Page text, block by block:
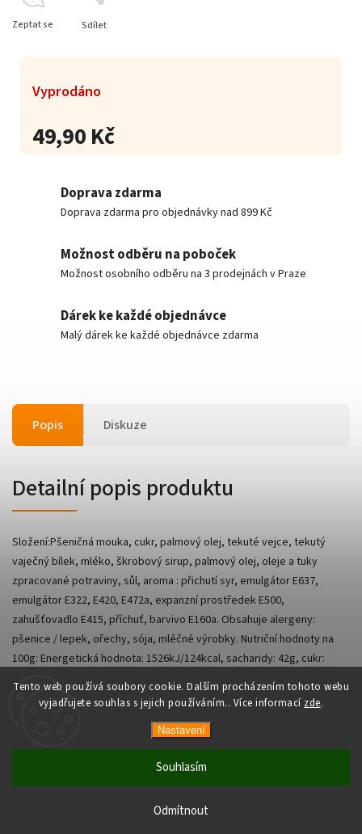
Tento web používá soubory cookie. Dalším procházením tohoto webu
vyjadřujete souhlas s jejich používáním.. Více informací zde.
Nastavení
Odmítnout
Souhlasím
49,90 Kč
Vyprodáno
Zeptat se Sdílet
Doprava zdarma
Doprava zdarma pro objednávky nad 899 Kč
Možnost odběru na poboček
Možnost osobního odběru na 3 prodejnách v Praze
Dárek ke každé objednávce
Malý dárek ke každé objednávce zdarma
Popis Diskuze
Detailní popis produktu
Složení:Pšeničná mouka, cukr, palmový olej, tekuté vejce, tekutý
vaječný bílek, mléko, škrobový sirup, palmový olej, oleje a tuky
zpracované potraviny, sůl, aroma : přichutí syr, emulgátor E637,
emulgátor E322, E420, E472a, expanzní prostředek E500,
zahušťovadlo E415, příchuť, barvivo E160a. Obsahuje alergeny:
pšenice / lepek, ořechy, sója, mléčné výrobky. Nutriční hodnoty na
100g: Energetická hodnota: 1526kJ/124kcal, sacharidy: 42g, cukr:
16,5g, tuk: 18g, nasycený tuk: 3,3g, protein: 8,4g, sůl: 286mg
AsianShop
VytvořilShoptet | Design